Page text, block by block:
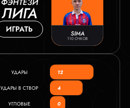
ЛИГА
ИГРАТЬ SIMA
110 ОЧКОВ
УДАРЫ 12
УДАРЫ В СТВОР 4
УГЛОВЫЕ 0